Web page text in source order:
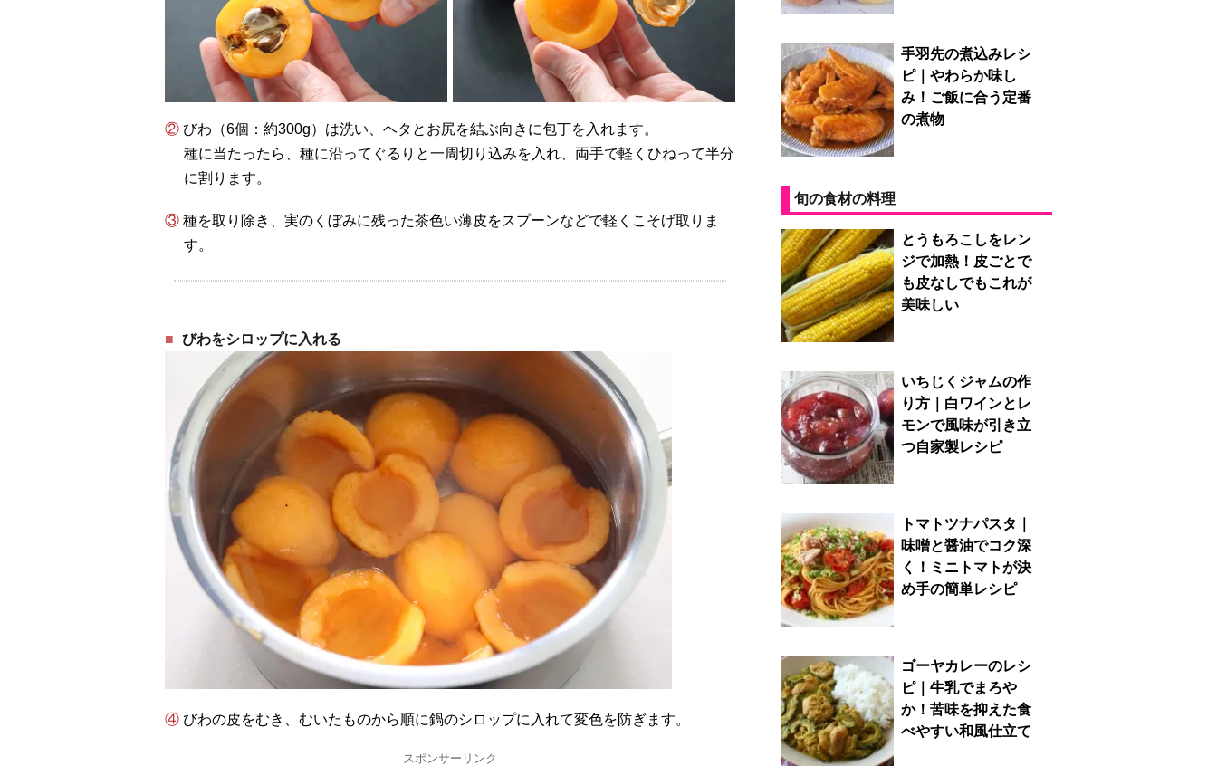
② びわ（6個：約300g）は洗い、ヘタとお尻を結ぶ向きに包丁を入れます。
種に当たったら、種に沿ってぐるりと一周切り込みを入れ、両手で軽くひねって半分
に割ります。
③ 種を取り除き、実のくぼみに残った茶色い薄皮をスプーンなどで軽くこそげ取りま
す。
びわをシロップに入れる
④ びわの皮をむき、むいたものから順に鍋のシロップに入れて変色を防ぎます。
スポンサーリンク
手羽先の煮込みレシ
ピ｜やわらか味し
み！ご飯に合う定番
の煮物
旬の食材の料理
とうもろこしをレン
ジで加熱！皮ごとで
も皮なしでもこれが
美味しい
いちじくジャムの作
り方｜白ワインとレ
モンで風味が引き立
つ自家製レシピ
トマトツナパスタ｜
味噌と醤油でコク深
く！ミニトマトが決
め手の簡単レシピ
ゴーヤカレーのレシ
ピ｜牛乳でまろや
か！苦味を抑えた食
べやすい和風仕立て